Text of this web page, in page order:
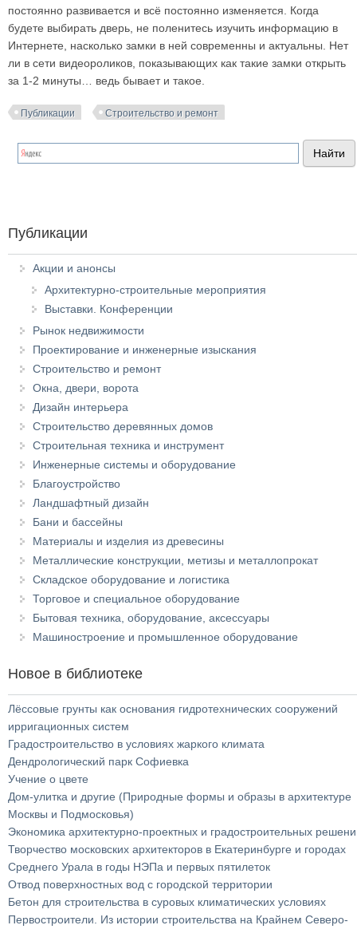
постоянно развивается и всё постоянно изменяется. Когда
будете выбирать дверь, не поленитесь изучить информацию в
Интернете, насколько замки в ней современны и актуальны. Нет
ли в сети видеороликов, показывающих как такие замки открыть
за 1-2 минуты… ведь бывает и такое.
Публикации Строительство и ремонт
Публикации
Акции и анонсы
Архитектурно-строительные мероприятия
Выставки. Конференции
Рынок недвижимости
Проектирование и инженерные изыскания
Строительство и ремонт
Окна, двери, ворота
Дизайн интерьера
Строительство деревянных домов
Строительная техника и инструмент
Инженерные системы и оборудование
Благоустройство
Ландшафтный дизайн
Бани и бассейны
Материалы и изделия из древесины
Металлические конструкции, метизы и металлопрокат
Складское оборудование и логистика
Торговое и специальное оборудование
Бытовая техника, оборудование, аксессуары
Машиностроение и промышленное оборудование
Новое в библиотеке
Лёссовые грунты как основания гидротехнических сооружений
ирригационных систем
Градостроительство в условиях жаркого климата
Дендрологический парк Софиевка
Учение о цвете
Дом-улитка и другие (Природные формы и образы в архитектуре
Москвы и Подмосковья)
Экономика архитектурно-проектных и градостроительных
Творчество московских архитекторов в Екатеринбурге и городах
Среднего Урала в годы НЭПа и первых пятилеток
Отвод поверхностных вод с городской территории
Бетон для строительства в суровых климатических условиях
Первостроители. Из истории строительства на Крайнем Северо-